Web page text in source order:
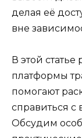
делая её
вне
В этой
платформы
помогают
справиться
Обсудим